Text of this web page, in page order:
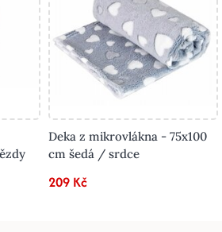
Deka z mikrovlákna - 75x100
cm šedá / srdce
209 Kč